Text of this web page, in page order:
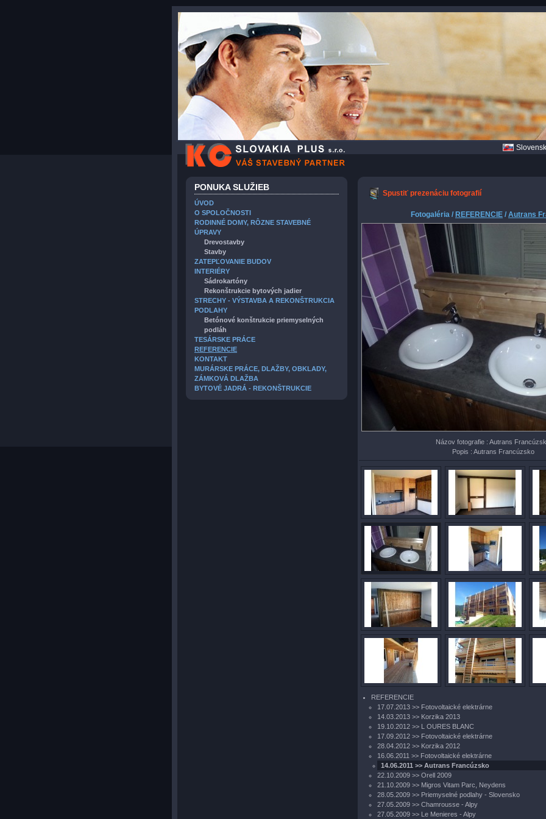
PONUKA SLUŽIEB
ÚVOD
O SPOLOČNOSTI
RODINNÉ DOMY, RÔZNE STAVEBNÉ
ÚPRAVY
Drevostavby
Stavby
ZATEPĽOVANIE BUDOV
INTERIÉRY
Sádrokartóny
Rekonštrukcie bytových jadier
STRECHY - VÝSTAVBA A REKONŠTRUKCIA
PODLAHY
Betónové konštrukcie priemyselných
podláh
TESÁRSKE PRÁCE
REFERENCIE
KONTAKT
MURÁRSKE PRÁCE, DLAŽBY, OBKLADY,
ZÁMKOVÁ DLAŽBA
BYTOVÉ JADRÁ - REKONŠTRUKCIE
Spustiť prezenáciu fotografií
Fotogaléria / REFERENCIE / Autrans
Názov fotografie : Autrans
Popis : Autrans Francúzsko
REFERENCIE
17.07.2013 >> Fotovoltaické elektrárne
14.03.2013 >> Korzika 2013
19.10.2012 >> L OURES BLANC
17.09.2012 >> Fotovoltaické elektrárne
28.04.2012 >> Korzika 2012
16.06.2011 >> Fotovoltaické elektrárne
14.06.2011 >> Autrans Francúzsko
22.10.2009 >> Orell 2009
21.10.2009 >> Migros Vitam Parc, Neydens
28.05.2009 >> Priemyselné podlahy - Slovensko
27.05.2009 >> Chamrousse - Alpy
27.05.2009 >> Le Menieres - Alpy